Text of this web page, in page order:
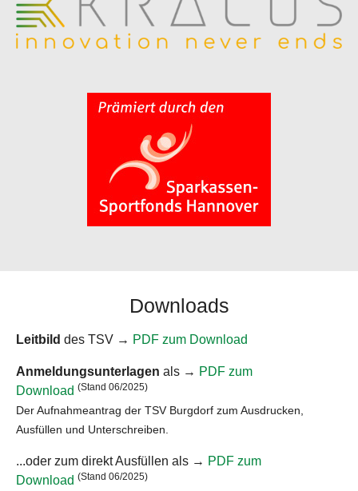
Downloads
Leitbild des TSV → PDF zum Download
Anmeldungsunterlagen als → PDF zum
Download (Stand 06/2025)
Der Aufnahmeantrag der TSV Burgdorf zum Ausdrucken,
Ausfüllen und Unterschreiben.
...oder zum direkt Ausfüllen als → PDF zum
Download (Stand 06/2025)